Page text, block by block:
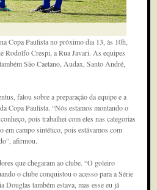
Copa Paulista no próximo dia 13, às 10h,
Rodolfo Crespi, a Rua Javari. As equipes
São Caetano, Audax, Santo André,
falou sobre a preparação da equipe e a
Copa Paulista. “Nós estamos montando o
pois trabalhei com eles nas categorias
em campo sintético, pois estávamos com
afirmou.
que chegaram ao clube. “O goleiro
o clube conquistou o acesso para a Série
Douglas também estava, mas esse eu já